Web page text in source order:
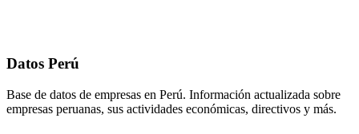
Datos Perú
Base de datos de empresas en Perú. Información actualizada sobre
empresas peruanas, sus actividades económicas, directivos y más.